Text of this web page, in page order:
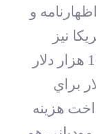
و
نيز
حداکثر يک سال زندان يا جريمه (100 هزار دلار
هزار دلار براي
هزينه